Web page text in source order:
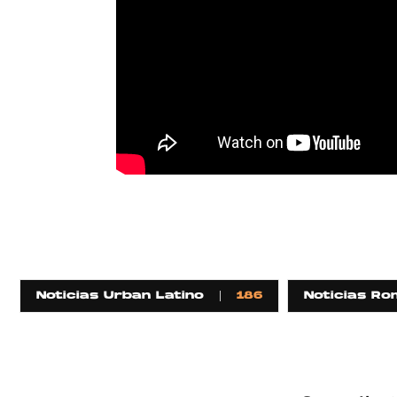
Noticias Urban Latino 186 Noticias